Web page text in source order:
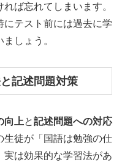
ば忘れてしまいます。
にテスト前には過去に学
しょう。
記述問題対策
向上と記述問題への対応
生徒が「国語は勉強の仕
は効果的な学習法があ